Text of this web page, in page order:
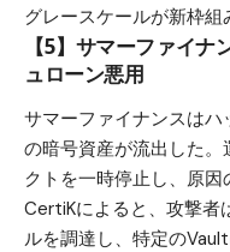
グレースケールが新枠組
【5】サマーファイ
ュローン悪用
サマーファイナンスは
の暗号資産が流出した
クトを一時停止し、原因
CertiKによると、攻撃者
ルを調達し、特定の